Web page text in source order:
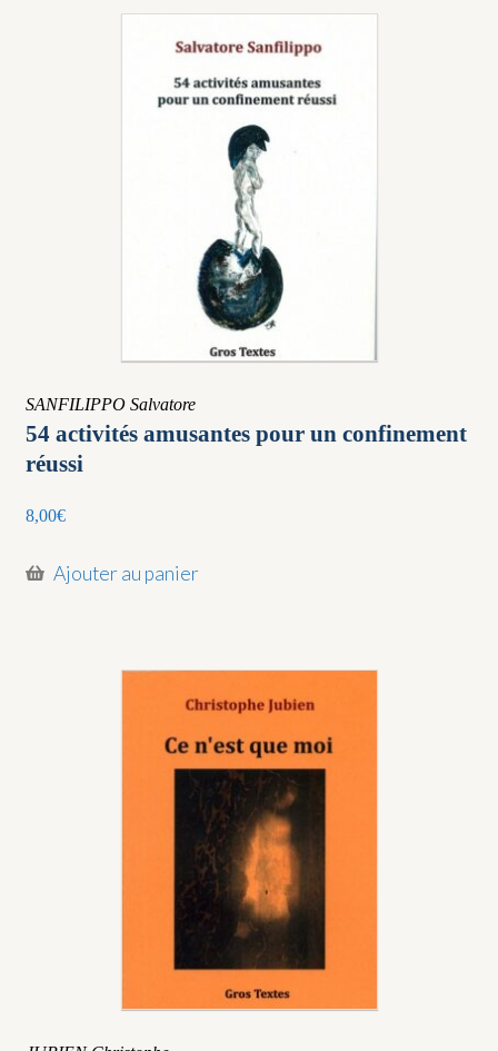
SANFILIPPO Salvatore
54 activités amusantes pour un confinement
réussi
8,00€
Ajouter au panier